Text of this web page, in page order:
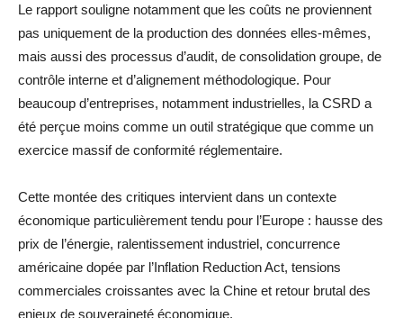
Le rapport souligne notamment que les coûts ne proviennent
pas uniquement de la production des données elles-mêmes,
mais aussi des processus d’audit, de consolidation groupe, de
contrôle interne et d’alignement méthodologique. Pour
beaucoup d’entreprises, notamment industrielles, la CSRD a
été perçue moins comme un outil stratégique que comme un
exercice massif de conformité réglementaire.
Cette montée des critiques intervient dans un contexte
économique particulièrement tendu pour l’Europe : hausse des
prix de l’énergie, ralentissement industriel, concurrence
américaine dopée par l’Inflation Reduction Act, tensions
commerciales croissantes avec la Chine et retour brutal des
enjeux de souveraineté économique.